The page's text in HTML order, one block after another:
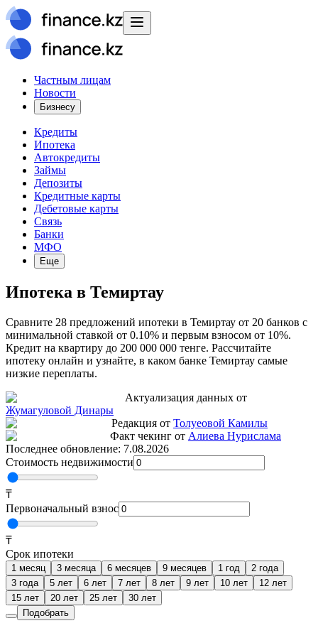
Частным лицам
Новости
Бизнесу
Кредиты
Ипотека
Автокредиты
Займы
Депозиты
Кредитные карты
Дебетовые карты
Связь
Банки
МФО
Еще
Ипотека в Темиртау
Сравните 28 предложений ипотеки в Темиртау от 20 банков с
минимальной ставкой от 0.10% и первым взносом от 10%.
Кредит на квартиру до 200 000 000 тенге. Рассчитайте
ипотеку онлайн и узнайте, в каком банке Темиртау самые
низкие переплаты.
Актуализация данных от
Жумагуловой Динары
Редакция от Толуеовой Камилы
Факт чекинг от Алиева Нурислама
Последнее обновление: 7.08.2026
Стоимость недвижимости
₸
Первоначальный взнос
₸
Срок ипотеки
1 месяц 3 месяца 6 месяцев 9 месяцев 1 год
2 года
3 года
5 лет 6 лет 7 лет 8 лет 9 лет 10 лет
12 лет
15 лет
20 лет 25 лет
30 лет
Подобрать